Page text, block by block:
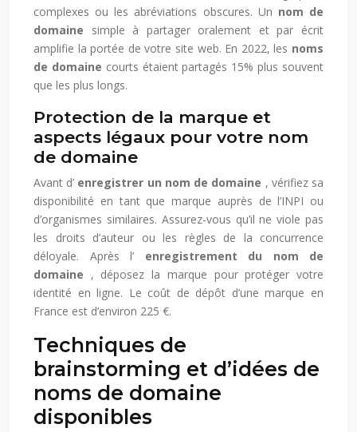
complexes ou les abréviations obscures. Un nom de
domaine simple à partager oralement et par écrit
amplifie la portée de votre site web. En 2022, les noms
de domaine courts étaient partagés 15% plus souvent
que les plus longs.
Protection de la marque et
aspects légaux pour votre nom
de domaine
Avant d’ enregistrer un nom de domaine , vérifiez sa
disponibilité en tant que marque auprès de l’INPI ou
d’organismes similaires. Assurez-vous qu’il ne viole pas
les droits d’auteur ou les règles de la concurrence
déloyale. Après l’ enregistrement du nom de
domaine , déposez la marque pour protéger votre
identité en ligne. Le coût de dépôt d’une marque en
France est d’environ 225 €.
Techniques de
brainstorming et d’idées de
noms de domaine
disponibles